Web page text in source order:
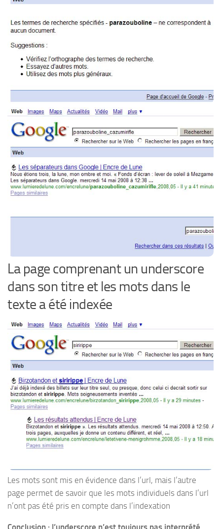
La page comprenant un underscore
dans son titre et les mots dans le
texte a été indexée
Les mots sont mis en évidence dans l’url, mais l’autre
page permet de savoir que les mots individuels dans l’url
n’ont pas été pris en compte dans l’indexation
Conclusion : l’underscore n’est toujours pas interprété